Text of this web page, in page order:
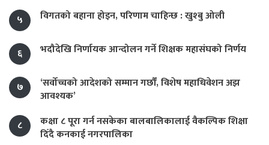
५
विगतको बहाना होइन, परिणाम चाहिन्छ : खुश्बु ओली
६ भदौदेखि निर्णायक आन्दोलन गर्ने शिक्षक महासंघको निर्णय
७
‘सर्वोच्चको आदेशको सम्मान गर्छौं, विशेष महाधिवेशन अझ
आवश्यक’
८
कक्षा ८ पूरा गर्न नसकेका बालबालिकालाई वैकल्पिक शिक्षा
दिँदै कनकाई नगरपालिका